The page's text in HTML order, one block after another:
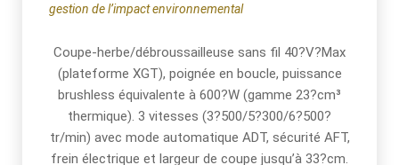
gestion de l’impact environnemental
Coupe-herbe/débroussailleuse sans fil 40?V?Max
(plateforme XGT), poignée en boucle, puissance
brushless équivalente à 600?W (gamme 23?cm³
thermique). 3 vitesses (3?500/5?300/6?500?
tr/min) avec mode automatique ADT, sécurité AFT,
frein électrique et largeur de coupe jusqu’à 33?cm.